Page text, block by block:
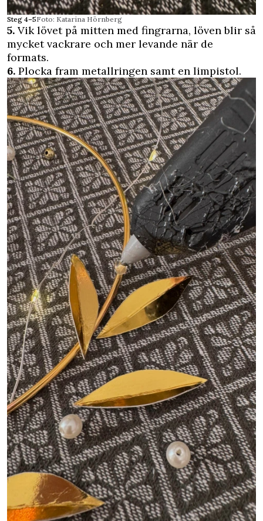
Steg 4–5Foto: Katarina Hörnberg
5. Vik lövet på mitten med fingrarna, löven blir så
mycket vackrare och mer levande när de
formats.
6. Plocka fram metallringen samt en limpistol.